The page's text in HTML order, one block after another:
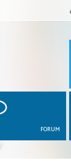
FORUM